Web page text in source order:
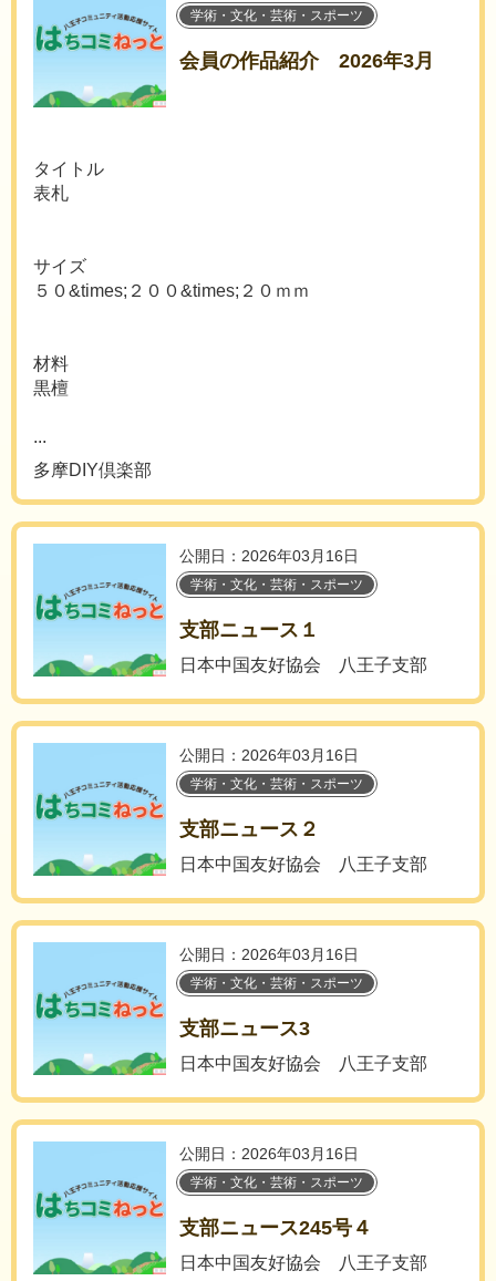
学術・文化・芸術・スポーツ
会員の作品紹介 2026年3月
タイトル
表札
サイズ
５０&times;２００&times;２０ｍｍ
材料
黒檀
...
多摩DIY倶楽部
公開日：2026年03月16日
学術・文化・芸術・スポーツ
支部ニュース１
日本中国友好協会 八王子支部
公開日：2026年03月16日
学術・文化・芸術・スポーツ
支部ニュース２
日本中国友好協会 八王子支部
公開日：2026年03月16日
学術・文化・芸術・スポーツ
支部ニュース3
日本中国友好協会 八王子支部
公開日：2026年03月16日
学術・文化・芸術・スポーツ
支部ニュース245号４
日本中国友好協会 八王子支部